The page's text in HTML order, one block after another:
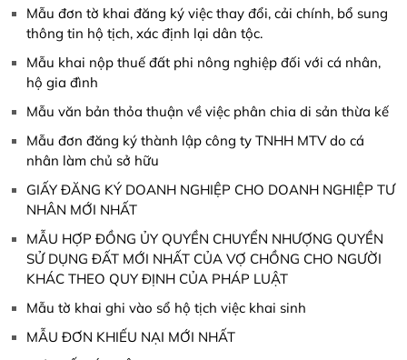
Mẫu đơn tờ khai đăng ký việc thay đổi, cải chính, bổ sung
thông tin hộ tịch, xác định lại dân tộc.
Mẫu khai nộp thuế đất phi nông nghiệp đối với cá nhân,
hộ gia đình
Mẫu văn bản thỏa thuận về việc phân chia di sản thừa kế
Mẫu đơn đăng ký thành lập công ty TNHH MTV do cá
nhân làm chủ sở hữu
GIẤY ĐĂNG KÝ DOANH NGHIỆP CHO DOANH NGHIỆP TƯ
NHÂN MỚI NHẤT
MẪU HỢP ĐỒNG ỦY QUYỀN CHUYỂN NHƯỢNG QUYỀN
SỬ DỤNG ĐẤT MỚI NHẤT CỦA VỢ CHỒNG CHO NGƯỜI
KHÁC THEO QUY ĐỊNH CỦA PHÁP LUẬT
Mẫu tờ khai ghi vào sổ hộ tịch việc khai sinh
MẪU ĐƠN KHIẾU NẠI MỚI NHẤT